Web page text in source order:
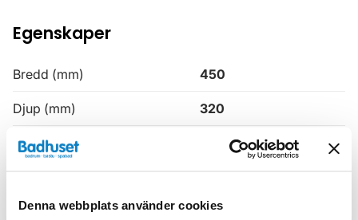
Denna webbplats använder cookies
Egenskaper
Bredd (mm) 450
Djup (mm) 320
Färg
Produkttyp Högskåp